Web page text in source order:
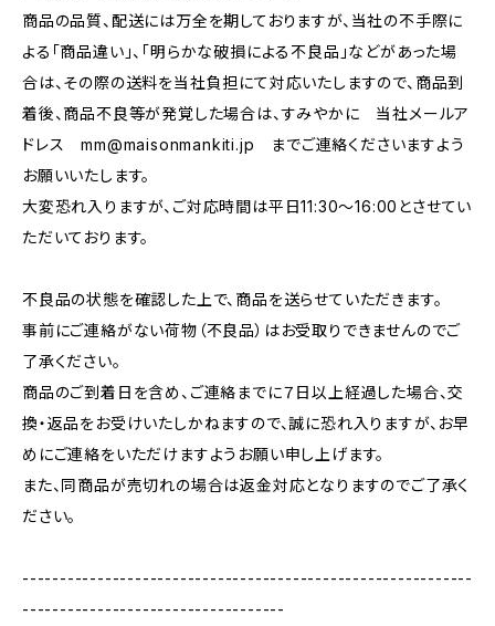
商品の品質、配送には万全を期しておりますが、当社の不手際に
よる「商品違い」、「明らかな破損による不良品」などがあった場
合は、その際の送料を当社負担にて対応いたしますので、商品到
着後、商品不良等が発覚した場合は、すみやかに 当社メールア
ドレスmm@maisonmankiti.jp までご連絡くださいますよう
お願いいたします。
大変恐れ入りますが、ご対応時間は平日11:30〜16:00とさせてい
ただいております。
不良品の状態を確認した上で、商品を送らせていただきます。
事前にご連絡がない荷物（不良品）はお受取りできませんのでご
了承ください。
商品のご到着日を含め、ご連絡までに７日以上経過した場合、交
換・返品をお受けいたしかねますので、誠に恐れ入りますが、お早
めにご連絡をいただけますようお願い申し上げます。
また、同商品が売切れの場合は返金対応となりますのでご了承く
ださい。
------------------------------------------------------------
-----------------------------------